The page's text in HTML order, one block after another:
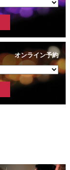
オンライン予約